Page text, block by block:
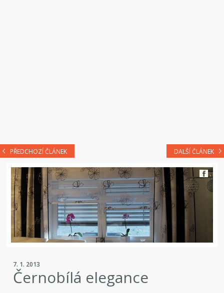
PŘEDCHOZÍ ČLÁNEK DALŠÍ ČLÁNEK
7. 1. 2013
Černobílá elegance